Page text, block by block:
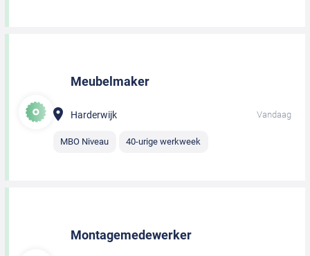
Meubelmaker
Harderwijk Vandaag
MBO Niveau 40-urige werkweek
Montagemedewerker